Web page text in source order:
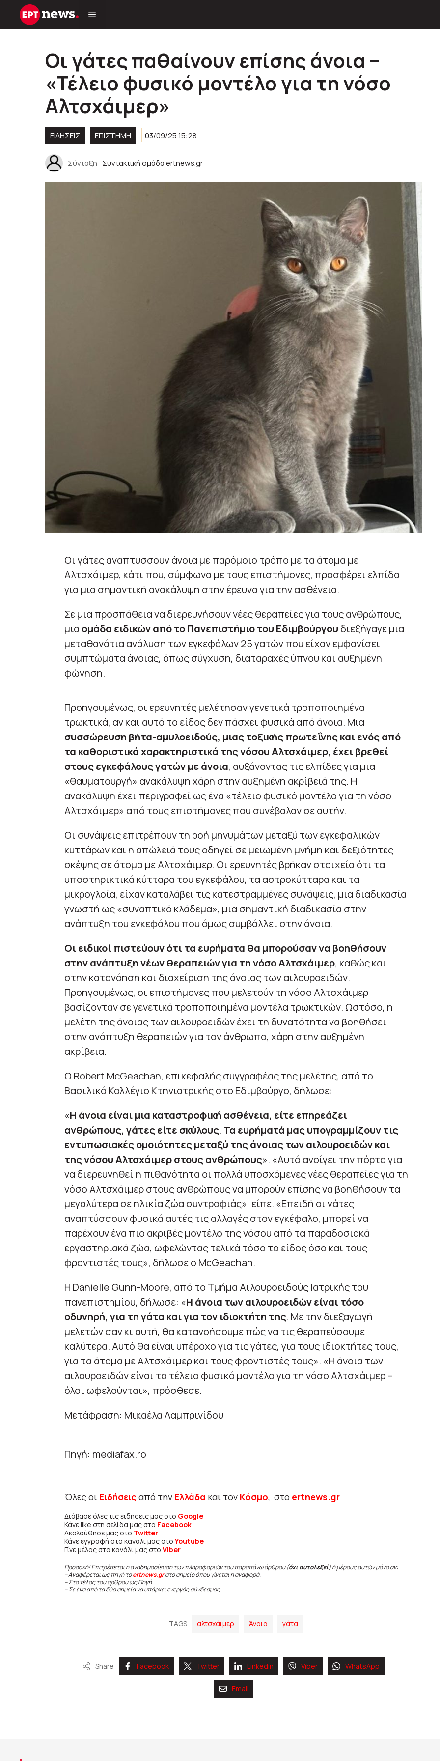
Μετάβαση
Οι γάτες παθαίνουν επίσης άνοια –
«Τέλειο φυσικό μοντέλο για τη νόσο
Αλτσχάιμερ»
ΕΙΔΗΣΕΙΣ ΕΠΙΣΤΗΜΗ 03/09/25 15:28
Σύνταξη Συντακτική ομάδα ertnews.gr
Οι γάτες αναπτύσσουν άνοια με παρόμοιο τρόπο με τα άτομα με
Αλτσχάιμερ, κάτι που, σύμφωνα με τους επιστήμονες, προσφέρει ελπίδα
για μια σημαντική ανακάλυψη στην έρευνα για την ασθένεια.
Σε μια προσπάθεια να διερευνήσουν νέες θεραπείες για τους ανθρώπους,
μια ομάδα ειδικών από το Πανεπιστήμιο του Εδιμβούργου διεξήγαγε μια
μεταθανάτια ανάλυση των εγκεφάλων 25 γατών που είχαν εμφανίσει
συμπτώματα άνοιας, όπως σύγχυση, διαταραχές ύπνου και αυξημένη
φώνηση.
Προηγουμένως, οι ερευνητές μελέτησαν γενετικά τροποποιημένα
τρωκτικά, αν και αυτό το είδος δεν πάσχει φυσικά από άνοια. Μια
συσσώρευση βήτα-αμυλοειδούς, μιας τοξικής πρωτεΐνης και ενός από
τα καθοριστικά χαρακτηριστικά της νόσου Αλτσχάιμερ, έχει βρεθεί
στους εγκεφάλους γατών με άνοια, αυξάνοντας τις ελπίδες για μια
«θαυματουργή» ανακάλυψη χάρη στην αυξημένη ακρίβειά της. Η
ανακάλυψη έχει περιγραφεί ως ένα «τέλειο φυσικό μοντέλο για τη νόσο
Αλτσχάιμερ» από τους επιστήμονες που συνέβαλαν σε αυτήν.
Οι συνάψεις επιτρέπουν τη ροή μηνυμάτων μεταξύ των εγκεφαλικών
κυττάρων και η απώλειά τους οδηγεί σε μειωμένη μνήμη και δεξιότητες
σκέψης σε άτομα με Αλτσχάιμερ. Οι ερευνητές βρήκαν στοιχεία ότι τα
υποστηρικτικά κύτταρα του εγκεφάλου, τα αστροκύτταρα και τα
μικρογλοία, είχαν καταλάβει τις κατεστραμμένες συνάψεις, μια διαδικασία
γνωστή ως «συναπτικό κλάδεμα», μια σημαντική διαδικασία στην
ανάπτυξη του εγκεφάλου που όμως συμβάλλει στην άνοια.
Οι ειδικοί πιστεύουν ότι τα ευρήματα θα μπορούσαν να βοηθήσουν
στην ανάπτυξη νέων θεραπειών για τη νόσο Αλτσχάιμερ, καθώς και
στην κατανόηση και διαχείριση της άνοιας των αιλουροειδών.
Προηγουμένως, οι επιστήμονες που μελετούν τη νόσο Αλτσχάιμερ
βασίζονταν σε γενετικά τροποποιημένα μοντέλα τρωκτικών. Ωστόσο, η
μελέτη της άνοιας των αιλουροειδών έχει τη δυνατότητα να βοηθήσει
στην ανάπτυξη θεραπειών για τον άνθρωπο, χάρη στην αυξημένη
ακρίβεια.
Ο Robert McGeachan, επικεφαλής συγγραφέας της μελέτης, από το
Βασιλικό Κολλέγιο Κτηνιατρικής στο Εδιμβούργο, δήλωσε:
«Η άνοια είναι μια καταστροφική ασθένεια, είτε επηρεάζει
ανθρώπους, γάτες είτε σκύλους. Τα ευρήματά μας υπογραμμίζουν τις
εντυπωσιακές ομοιότητες μεταξύ της άνοιας των αιλουροειδών και
της νόσου Αλτσχάιμερ στους ανθρώπους». «Αυτό ανοίγει την πόρτα για
να διερευνηθεί η πιθανότητα οι πολλά υποσχόμενες νέες θεραπείες για τη
νόσο Αλτσχάιμερ στους ανθρώπους να μπορούν επίσης να βοηθήσουν τα
μεγαλύτερα σε ηλικία ζώα συντροφιάς», είπε. «Επειδή οι γάτες
αναπτύσσουν φυσικά αυτές τις αλλαγές στον εγκέφαλο, μπορεί να
παρέχουν ένα πιο ακριβές μοντέλο της νόσου από τα παραδοσιακά
εργαστηριακά ζώα, ωφελώντας τελικά τόσο το είδος όσο και τους
φροντιστές τους», δήλωσε ο McGeachan.
Η Danielle Gunn-Moore, από το Τμήμα Αιλουροειδούς Ιατρικής του
πανεπιστημίου, δήλωσε: «Η άνοια των αιλουροειδών είναι τόσο
οδυνηρή, για τη γάτα και για τον ιδιοκτήτη της. Με την διεξαγωγή
μελετών σαν κι αυτή, θα κατανοήσουμε πώς να τις θεραπεύσουμε
καλύτερα. Αυτό θα είναι υπέροχο για τις γάτες, για τους ιδιοκτήτες τους,
για τα άτομα με Αλτσχάιμερ και τους φροντιστές τους». «Η άνοια των
αιλουροειδών είναι το τέλειο φυσικό μοντέλο για τη νόσο Αλτσχάιμερ –
όλοι ωφελούνται», πρόσθεσε.
Μετάφραση: Μικαέλα Λαμπρινίδου
Πηγή: mediafax.ro
Όλες οι Ειδήσεις από την Ελλάδα και τον Κόσμο, στο ertnews.gr
Διάβασε όλες τις ειδήσεις μας στο Google
Κάνε like στη σελίδα μας στο Facebook
Ακολούθησε μας στο Twitter
Κάνε εγγραφή στο κανάλι μας στοYoutube
Γίνε μέλος στο κανάλι μας στο Viber
Προσοχή! Επιτρέπεται η αναδημοσίευση των πληροφοριών του παραπάνω άρθρου (όχι αυτολεξεί) ή μέρους αυτών μόνο αν:
– Αναφέρεται ως πηγή τοertnews.gr στο σημείο όπου γίνεται η αναφορά.
– Στο τέλος του άρθρου ως Πηγή
– Σε ένα από τα δύο σημεία να υπάρχει ενεργός σύνδεσμος
TAGS αλτσχάιμερ Άνοια γάτα
Share Facebook Twitter Linkedin Viber WhatsApp
Email